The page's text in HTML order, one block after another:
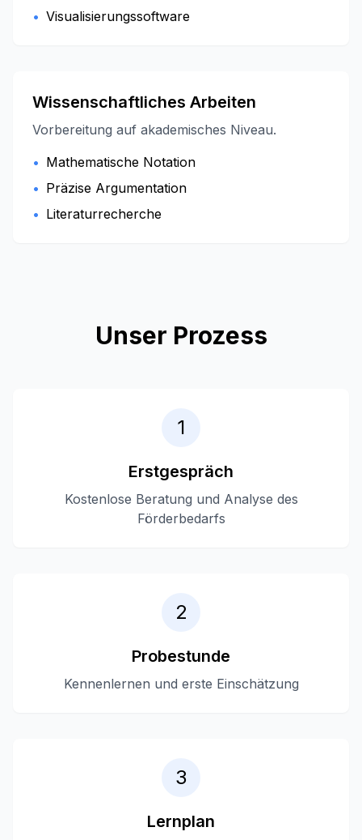
• Visualisierungssoftware
Wissenschaftliches Arbeiten
Vorbereitung auf akademisches Niveau.
• Mathematische Notation
• Präzise Argumentation
• Literaturrecherche
Unser Prozess
1
Erstgespräch
Kostenlose Beratung und Analyse des
Förderbedarfs
2
Probestunde
Kennenlernen und erste Einschätzung
3
Lernplan